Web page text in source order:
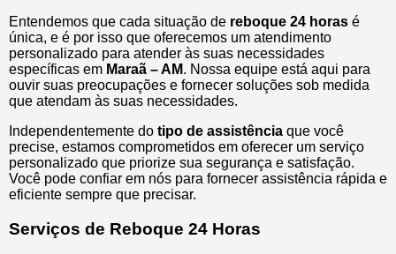
Entendemos que cada situação de reboque 24 horas é
única, e é por isso que oferecemos um atendimento
personalizado para atender às suas necessidades
específicas em Maraã – AM. Nossa equipe está aqui para
ouvir suas preocupações e fornecer soluções sob medida
que atendam às suas necessidades.
Independentemente do tipo de assistência que você
precise, estamos comprometidos em oferecer um serviço
personalizado que priorize sua segurança e satisfação.
Você pode confiar em nós para fornecer assistência rápida e
eficiente sempre que precisar.
Serviços de Reboque 24 Horas